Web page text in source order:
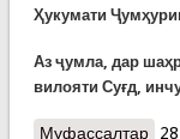
Ҳукумати
Аз ҷумла, дар
вилояти Суғд,
Муфассалтаро